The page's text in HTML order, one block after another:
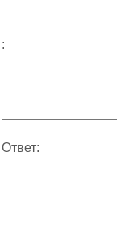
:
Ответ: